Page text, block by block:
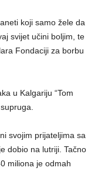
koji samo žele da
svijet učini boljim, te
Fondaciji za borbu
u Kalgariju “Tom
svojim prijateljima sa
dobio na lutriji. Tačno
miliona je odmah